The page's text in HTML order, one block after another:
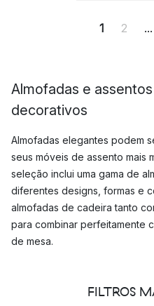
1 2 ...
Almofadas e
decorativos
Almofadas elegantes podem
seus móveis de assento mais
seleção inclui uma gama de
diferentes designs, formas e
almofadas de cadeira tanto
para combinar perfeitamente
de mesa.
Seja à procura de almofadas
FILTROS